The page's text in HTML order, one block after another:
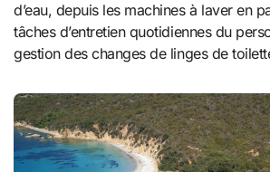
d’eau, depuis les machines à laver en
tâches d’entretien quotidiennes du
gestion des changes de linges de